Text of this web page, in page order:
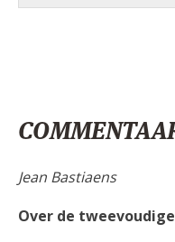
Jean Bastiaens
Over de